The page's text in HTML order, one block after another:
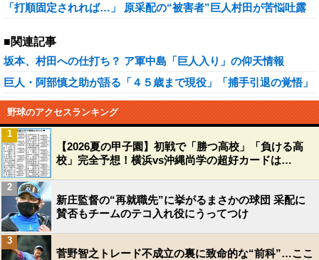
「打順固定されれば…」 原采配の“被害者”巨人村田が苦悩吐露
■関連記事
坂本、村田への仕打ち？ ア軍中島「巨人入り」の仰天情報
巨人・阿部慎之助が語る「４５歳まで現役」「捕手引退の覚悟」
野球のアクセスランキング
【2026夏の甲子園】初戦で「勝つ高校」「負ける高
校」完全予想！横浜vs沖縄尚学の超好カードは…
1
新庄監督の“再就職先”に挙がるまさかの球団 采配に
賛否もチームのテコ入れ役にうってつけ
2
菅野智之トレード不成立の裏に致命的な“前科”…ここ
3